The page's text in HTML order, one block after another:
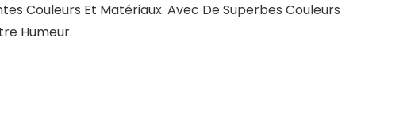
Couleurs Et Matériaux. Avec De Superbes Couleurs
Humeur.